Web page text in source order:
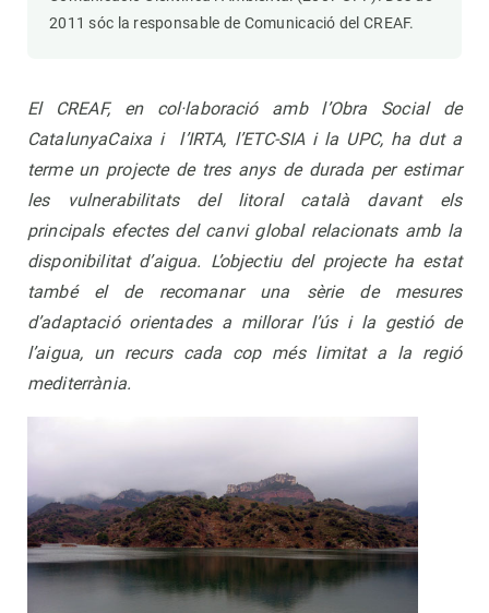
2011 sóc la responsable de Comunicació del CREAF.
El CREAF, en col·laboració amb l’Obra Social de
CatalunyaCaixa i l’IRTA, l’ETC-SIA i la UPC, ha dut a
termeun projecte de tres anys de durada per estimar
les vulnerabilitats del litoral català davant els
principals efectes del canvi global relacionats amb la
disponibilitat d’aigua. L’objectiu del projecte ha estat
també el de recomanar una sèrie de mesures
d’adaptació orientades a millorar l’ús i la gestió de
l’aigua, un recurs cada cop més limitat a la regió
mediterrània.